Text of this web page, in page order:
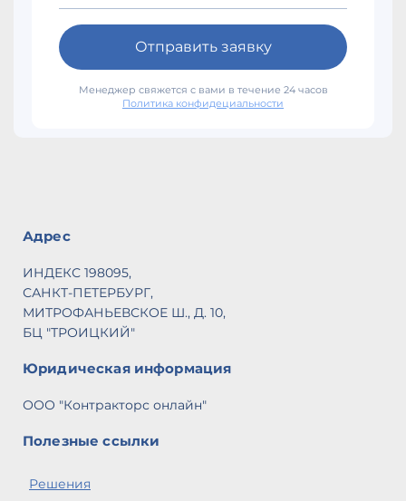
Отправить заявку
Менеджер свяжется с вами в течение 24 часов
Политика конфидециальности
Адрес
ИНДЕКС 198095,
САНКТ-ПЕТЕРБУРГ,
МИТРОФАНЬЕВСКОЕ Ш., Д. 10,
БЦ "ТРОИЦКИЙ"
Юридическая информация
ООО "Контракторс онлайн"
Полезные ссылки
Решения